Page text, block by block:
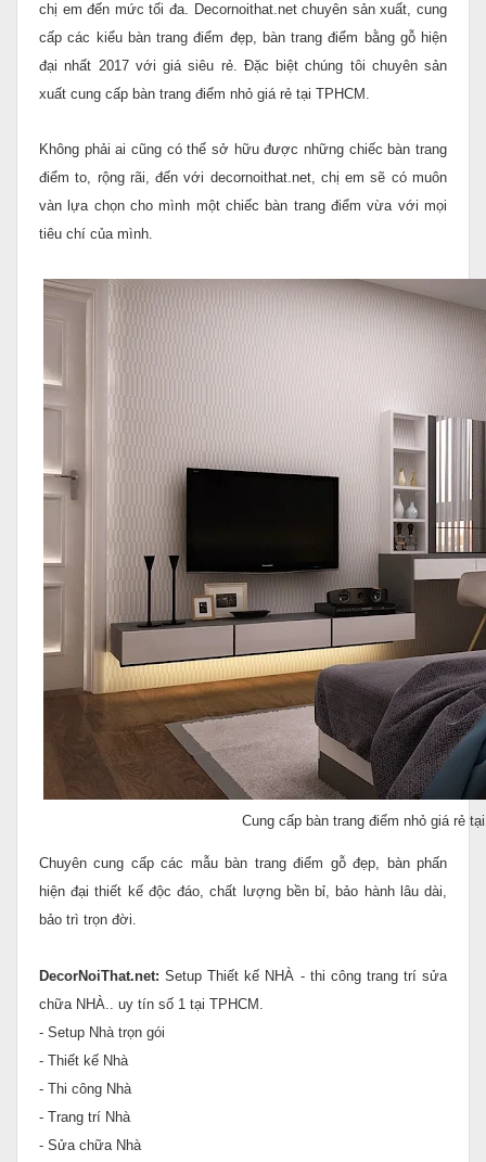
chị em đến mức tối đa. Decornoithat.net chuyên sản xuất, cung
cấp các kiểu bàn trang điểm đẹp, bàn trang điểm bằng gỗ hiện
đại nhất 2017 với giá siêu rẻ. Đặc biệt chúng tôi chuyên sản
xuất cung cấp bàn trang điểm nhỏ giá rẻ tại TPHCM.
Không phải ai cũng có thể sở hữu được những chiếc bàn trang
điểm to, rộng rãi, đến với decornoithat.net, chị em sẽ có muôn
vàn lựa chọn cho mình một chiếc bàn trang điểm vừa với mọi
tiêu chí của mình.
Cung cấp bàn trang điểm nhỏ giá rẻ
Chuyên cung cấp các mẫu bàn trang điểm gỗ đẹp, bàn phấn
hiện đại thiết kế độc đáo, chất lượng bền bỉ, bảo hành lâu dài,
bảo trì trọn đời.
DecorNoiThat.net:Setup Thiết kế NHÀ - thi công trang trí sửa
chữa NHÀ.. uy tín số 1 tại TPHCM.
- Setup Nhà trọn gói
- Thiết kế Nhà
- Thi công Nhà
- Trang trí Nhà
- Sửa chữa Nhà